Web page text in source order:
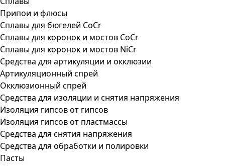
Припои и флюсы
Сплавы для бюгелей CoCr
Сплавы для коронок и мостов CoCr
Сплавы для коронок и мостов NiCr
Средства для артикуляции и окклюзии
Артикуляционный спрей
Окклюзионный спрей
Средства для изоляции и снятия напряжения
Изоляция гипсов от гипсов
Изоляция гипсов от пластмассы
Средства для снятия напряжения
Средства для обработки и полировки
Пасты